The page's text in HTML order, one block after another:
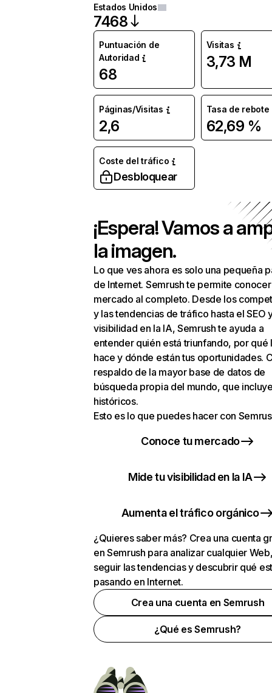
Estados Unidos
7468
Puntuación de
Autoridad
68
Visitas
3,73 M
Páginas/Visitas
2,6
Tasa de rebote
62,69 %
Coste del tráfico
Desbloquear
¡Espera! Vamos a
la imagen.
Lo que ves ahora es solo una pequeña
de Internet. Semrush te permite
mercado al completo. Desde los
y las tendencias de tráfico hasta el SEO
visibilidad en la IA, Semrush te ayuda a
entender quién está triunfando, por qué
hace y dónde están tus oportunidades.
respaldo de la mayor base de datos de
búsqueda propia del mundo, que
históricos.
Esto es lo que puedes hacer con
Conoce tu mercado
Mide tu visibilidad en la IA
Aumenta el tráfico orgánico
¿Quieres saber más? Crea una cuenta
en Semrush para analizar cualquier
seguir las tendencias y descubrir qué
pasando en Internet.
Crea una cuenta en Semrush
¿Qué es Semrush?